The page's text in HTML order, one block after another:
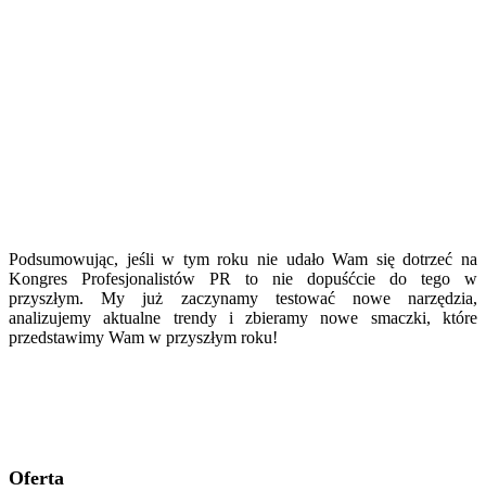
Podsumowując, jeśli w tym roku nie udało Wam się dotrzeć na
Kongres Profesjonalistów PR to nie dopuśćcie do tego w
przyszłym. My już zaczynamy testować nowe narzędzia,
analizujemy aktualne trendy i zbieramy nowe smaczki, które
przedstawimy Wam w przyszłym roku!
Oferta